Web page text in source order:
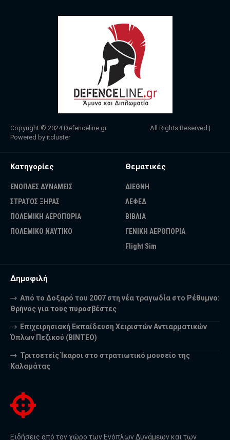
Copyright © 2024 Defenceline.gr All Rights Reserved |
Powered by itcluster
Κατηγορίες
ΕΝΟΠΛΕΣ ΔΥΝΑΜΕΙΣ
ΣΤΡΑΤΟΣ ΞΗΡΑΣ
ΠΟΛΕΜΙΚΗ ΑΕΡΟΠΟΡΙΑ
ΠΟΛΕΜΙΚΟ ΝΑΥΤΙΚΟ
Θεματικές
ΔΙΕΘΝΗ
ΛΕΦΕΔ
ΒΙΒΛΙΑ
ΓΕΝΙΚΗ ΑΕΡΟΠΟΡΙΑ
Flight Sim
Δημοφιλή
Από το Δοξαρό του 2007 στη νέα τραγωδία στο Ρέθυμνο:
Θρήνος για τους πυροσβέστες
Επιχειρησιακή Εκπαίδευση Χειριστών Αντιαρματικών
Όπλων Πεζικού (ΒΙΝΤΕΟ)
Τριτοετείς Ίκαροι στο στρατιωτικό μουσείο της
Καλαμάτας
Ειδήσεις από τον χώρο των Ενόπλων Δυνάμεων και των